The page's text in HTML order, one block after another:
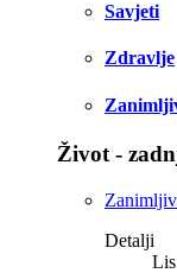
Savjeti
Zdravlje
Život -
Detalji